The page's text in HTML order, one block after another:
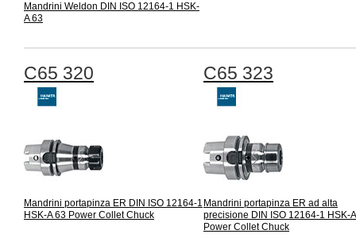
Mandrini Weldon DIN ISO 12164-1 HSK-
A 63
C65 320
Mandrini portapinza ER DIN ISO 12164-1
HSK-A 63 Power Collet Chuck
C65 323
Mandrini portapinza ER ad alta
precisione DIN ISO 12164-1 HSK-
Power Collet Chuck